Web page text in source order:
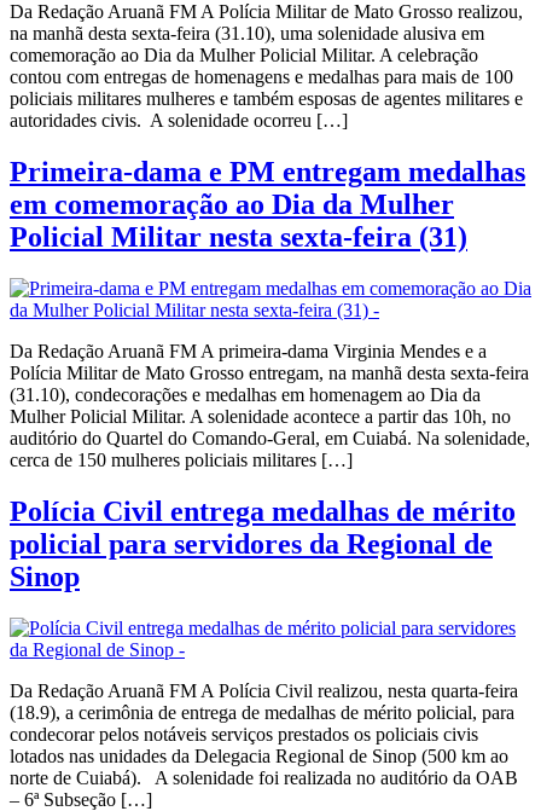
Da Redação Aruanã FM A Polícia Militar de Mato Grosso realizou,
na manhã desta sexta-feira (31.10), uma solenidade alusiva em
comemoração ao Dia da Mulher Policial Militar. A celebração
contou com entregas de homenagens e medalhas para mais de 100
policiais militares mulheres e também esposas de agentes militares e
autoridades civis. A solenidade ocorreu […]
Primeira-dama e PM entregam medalhas
em comemoração ao Dia da Mulher
Policial Militar nesta sexta-feira (31)
Da Redação Aruanã FM A primeira-dama Virginia Mendes e a
Polícia Militar de Mato Grosso entregam, na manhã desta sexta-feira
(31.10), condecorações e medalhas em homenagem ao Dia da
Mulher Policial Militar. A solenidade acontece a partir das 10h, no
auditório do Quartel do Comando-Geral, em Cuiabá. Na solenidade,
cerca de 150 mulheres policiais militares […]
Polícia Civil entrega medalhas de mérito
policial para servidores da Regional de
Sinop
Da Redação Aruanã FM A Polícia Civil realizou, nesta quarta-feira
(18.9), a cerimônia de entrega de medalhas de mérito policial, para
condecorar pelos notáveis serviços prestados os policiais civis
lotados nas unidades da Delegacia Regional de Sinop (500 km ao
norte de Cuiabá). A solenidade foi realizada no auditório da OAB
– 6ª Subseção […]